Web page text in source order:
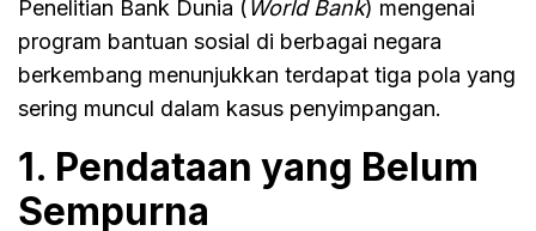
Penelitian Bank Dunia (World Bank) mengenai
program bantuan sosial di berbagai negara
berkembang menunjukkan terdapat tiga pola yang
sering muncul dalam kasus penyimpangan.
1. Pendataan yang Belum
Sempurna